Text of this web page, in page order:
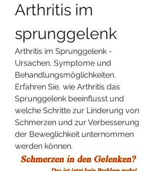
Arthritis im
sprunggelenk
Arthritis im Sprunggelenk -
Ursachen, Symptome und
Behandlungsmöglichkeiten.
Erfahren Sie, wie Arthritis das
Sprunggelenk beeinflusst und
welche Schritte zur Linderung von
Schmerzen und zur Verbesserung
der Beweglichkeit unternommen
werden können.